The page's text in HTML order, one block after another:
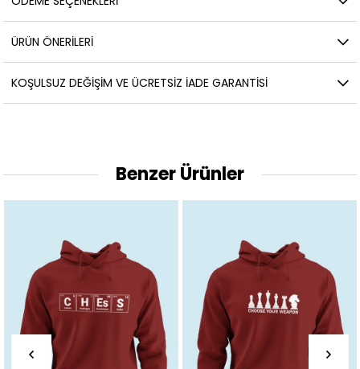
ÜRÜN ÖNERILERI
KOŞULSUZ DEĞIŞIM VE ÜCRETSIZ İADE GARANTISI
Benzer Ürünler